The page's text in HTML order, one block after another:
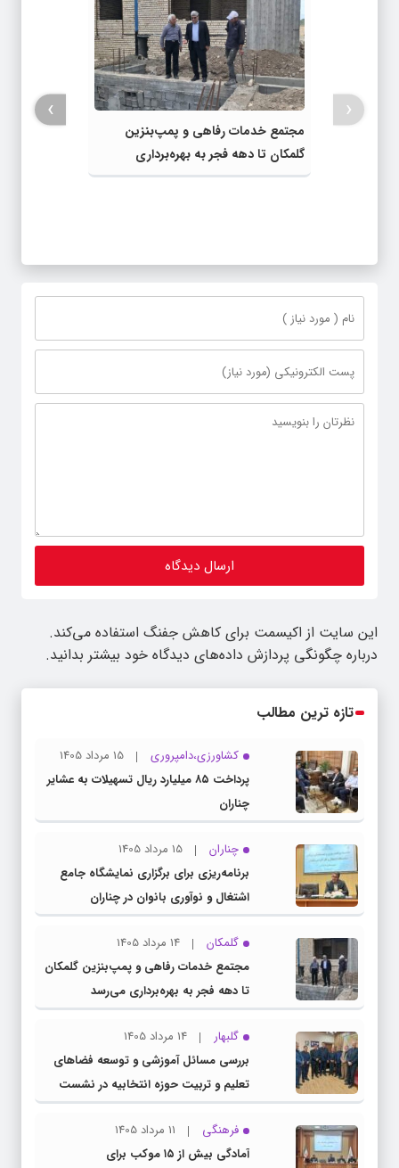
مجتمع خدمات رفاهی و پمپ‌بنزین
گلمکان تا دهه فجر به بهره‌برداری
می‌رسد
‹
›
این سایت از اکیسمت برای کاهش جفنگ استفاده می‌کند.
درباره چگونگی پردازش داده‌های دیدگاه خود بیشتر بدانید.
تازه ترین مطالب
کشاورزی،دامپروری
15 مرداد 1405
پرداخت ۸۵ میلیارد ریال تسهیلات به عشایر
چناران
چناران
15 مرداد 1405
برنامه‌ریزی برای برگزاری نمایشگاه جامع
اشتغال و نوآوری بانوان در چناران
گلمکان
14 مرداد 1405
مجتمع خدمات رفاهی و پمپ‌بنزین گلمکان
تا دهه فجر به بهره‌برداری می‌رسد
گلبهار
14 مرداد 1405
بررسی مسائل آموزشی و توسعه فضاهای
تعلیم و تربیت حوزه انتخابیه در نشست
مشترک عضو کمیسیون آموزش مجلس با
مدیرکل آموزش و پرورش خراسان رضوی
فرهنگی
11 مرداد 1405
آمادگی بیش از ۱۵ موکب برای